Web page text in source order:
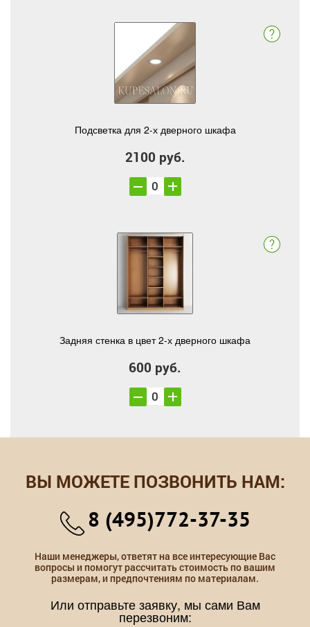
Подсветка для 2-х дверного шкафа
2100 руб.
Задняя стенка в цвет 2-х дверного шкафа
600 руб.
ВЫ МОЖЕТЕ ПОЗВОНИТЬ НАМ:
8 (495)772-37-35
Наши менеджеры, ответят на все интересующие Вас
вопросы и помогут рассчитать стоимость по вашим
размерам, и предпочтениям по материалам.
Или отправьте заявку, мы сами Вам
перезвоним: